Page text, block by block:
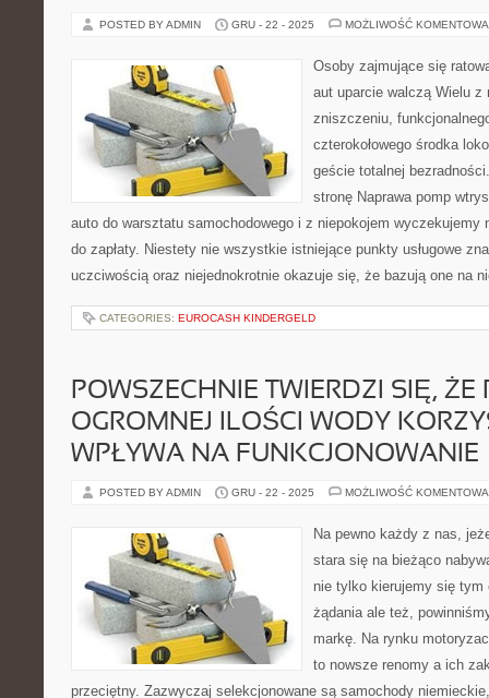
POSTED BY ADMIN GRU - 22 - 2025 MOŻLIWOŚĆ
Osoby zajmujące się
aut uparcie walczą Wielu
zniszczeniu,
czterokołowego środka
geście totalnej
stronę Naprawa pomp
auto do warsztatu samochodowego i z niepokojem wyczekujemy
do zapłaty. Niestety nie wszystkie istniejące punkty usługowe
uczciwością oraz niejednokrotnie okazuje się, że bazują one na
CATEGORIES: EUROCASH KINDERGELD
POWSZECHNIE TWIERDZI SIĘ, ŻE
OGROMNEJ ILOŚCI WODY
WPŁYWA NA FUNKCJONOWANIE
POSTED BY ADMIN GRU - 22 - 2025 MOŻLIWOŚĆ
Na pewno każdy z nas,
stara się na bieżąco
nie tylko kierujemy się tym
żądania ale też,
markę. Na rynku
to nowsze renomy a ich
przeciętny. Zazwyczaj selekcjonowane są samochody